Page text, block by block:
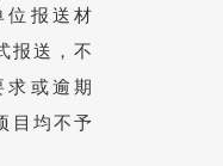
位报送材
报送，不
或逾期
目均不予